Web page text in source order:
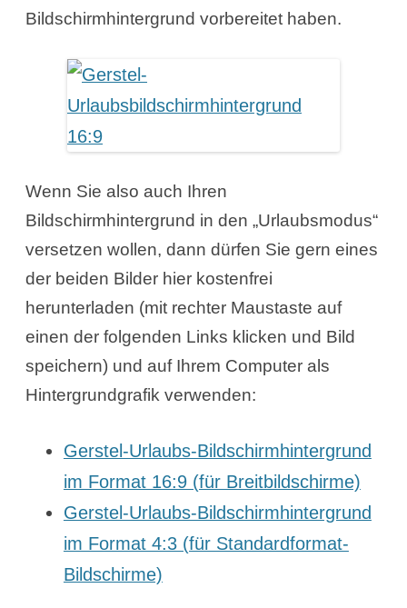
Bildschirmhintergrund vorbereitet haben.
Wenn Sie also auch Ihren
Bildschirmhintergrund in den „Urlaubsmodus“
versetzen wollen, dann dürfen Sie gern eines
der beiden Bilder hier kostenfrei
herunterladen (mit rechter Maustaste auf
einen der folgenden Links klicken und Bild
speichern) und auf Ihrem Computer als
Hintergrundgrafik verwenden:
Gerstel-Urlaubs-Bildschirmhintergrund
im Format 16:9 (für Breitbildschirme)
Gerstel-Urlaubs-Bildschirmhintergrund
im Format 4:3 (für Standardformat-
Bildschirme)